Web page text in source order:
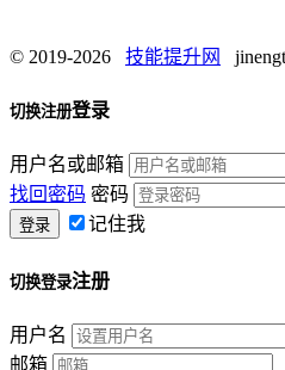
© 2019-2026 技能提升网
切换注册登录
用户名或邮箱
找回密码 密码
记住我
切换登录注册
用户名
邮箱